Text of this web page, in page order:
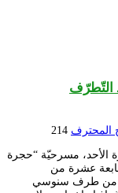
التّطرّف
المحترف 214
الأحد، مسرحيّة “حجرة
عشرة من
من طرف سنوسي